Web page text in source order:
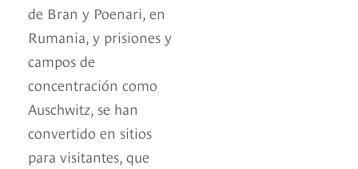
de Bran y Poenari, en
Rumania, y prisiones y
campos de
concentración como
Auschwitz, se han
convertido en sitios
para visitantes, que